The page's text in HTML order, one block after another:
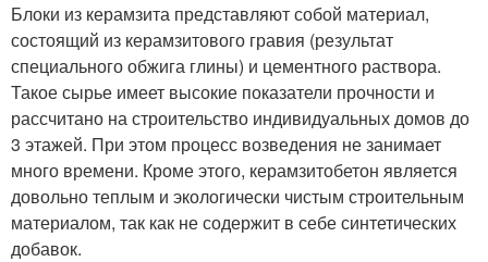
Блоки из керамзита представляют собой материал,
состоящий из керамзитового гравия (результат
специального обжига глины) и цементного раствора.
Такое сырье имеет высокие показатели прочности и
рассчитано на строительство индивидуальных домов до
3 этажей. При этом процесс возведения не занимает
много времени. Кроме этого, керамзитобетон является
довольно теплым и экологически чистым строительным
материалом, так как не содержит в себе синтетических
добавок.